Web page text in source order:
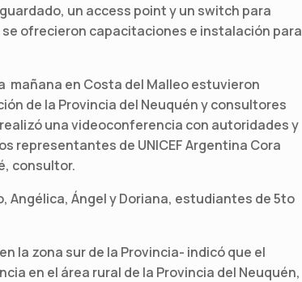
un access point y un switch para
ofrecieron capacitaciones e instalación para
mañana en Costa del Malleo estuvieron
de la Provincia del Neuquén y consultores
realizó una videoconferencia con autoridades y
representantes de UNICEF Argentina Cora
consultor.
Angélica, Ángel y Doriana, estudiantes de 5to
la zona sur de la Provincia- indicó que el
en el área rural de la Provincia del Neuquén,